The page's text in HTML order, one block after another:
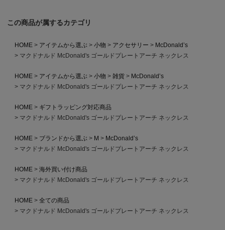
この商品が属するカテゴリ
HOME アイテムから選ぶ 小物 アクセサリー
McDonald’s
マクドナルド McDonald's ゴールドプレートアーチ ネックレス
HOME アイテムから選ぶ 小物 雑貨
McDonald’s
マクドナルド McDonald's ゴールドプレートアーチ ネックレス
HOME
ギフトラッピング対応商品
マクドナルド McDonald's ゴールドプレートアーチ ネックレス
HOME ブランドから選ぶ M
McDonald’s
マクドナルド McDonald's ゴールドプレートアーチ ネックレス
HOME
海外買い付け商品
マクドナルド McDonald's ゴールドプレートアーチ ネックレス
HOME
全ての商品
マクドナルド McDonald's ゴールドプレートアーチ ネックレス